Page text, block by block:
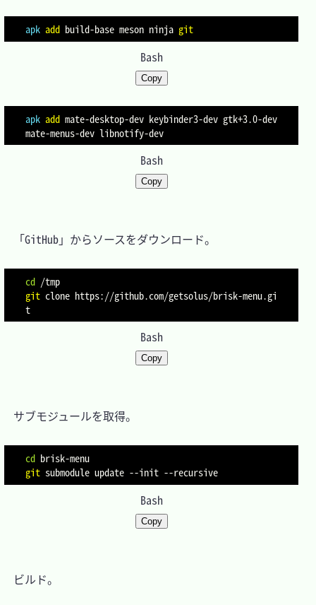
apk add build-base meson ninja git
Bash
Copy
apk add mate-desktop-dev keybinder3-dev gtk+3.0-dev
Bash
Copy
「GitHub」からソースをダウンロード。
cd
git clone https://github.com/getsolus/brisk-menu.gi
Bash
Copy
サブモジュールを取得。
cd
git submodule update --init --recursive
Bash
Copy
ビルド。